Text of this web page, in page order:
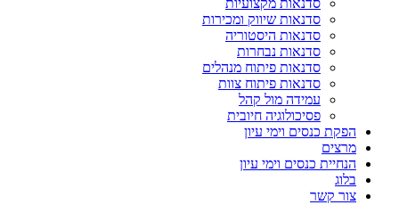
סדנאות מקצועיות
סדנאות שיווק ומכירות
סדנאות היסטוריה
סדנאות נבחרות
סדנאות פיתוח מנהלים
סדנאות פיתוח צוות
עמידה מול קהל
פסיכולוגיה חיובית
הפקת כנסים וימי עיון
מרצים
הנחיית כנסים וימי עיון
בלוג
צור קשר